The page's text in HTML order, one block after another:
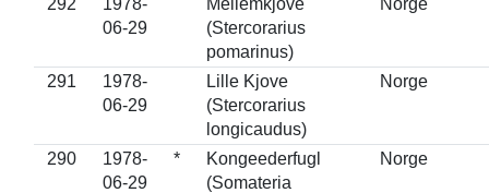
292
1978-
06-29
Mellemkjove
(Stercorarius
pomarinus)
Norge
291
1978-
06-29
Lille Kjove
(Stercorarius
longicaudus)
Norge
290
1978-
06-29
*
Kongeederfugl
(Somateria
Norge